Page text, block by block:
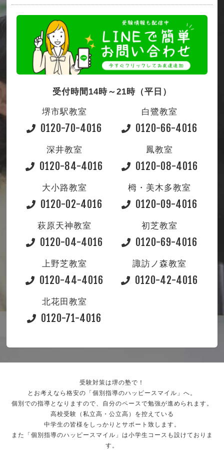
受付時間14時～21時（平日）
堺市駅教室
0120-70-4016
白鷺教室
0120-66-4016
深井教室
0120-84-4016
鳳教室
0120-08-4016
大小路教室
0120-02-4016
栂・美木多教室
0120-09-4016
萩原天神教室
0120-04-4016
初芝教室
0120-69-4016
上野芝教室
0120-44-4016
諏訪ノ森教室
0120-42-4016
北花田教室
0120-71-4016
受験対策は堺の塾で！
とお考えなら格安の「個別指導のハッピースマイル」へ。
個別での指導となりますので、自分のペースで勉強が進められます。
高校受験（私立高・公立高）を控えている
中学生の皆様をしっかりとサポート致します。
また「個別指導のハッピースマイル」は小学生コースも設けておりま
す。